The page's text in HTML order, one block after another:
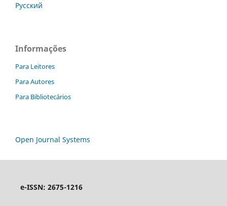
Русский
Informações
Para Leitores
Para Autores
Para Bibliotecários
Open Journal Systems
e-ISSN: 2675-1216